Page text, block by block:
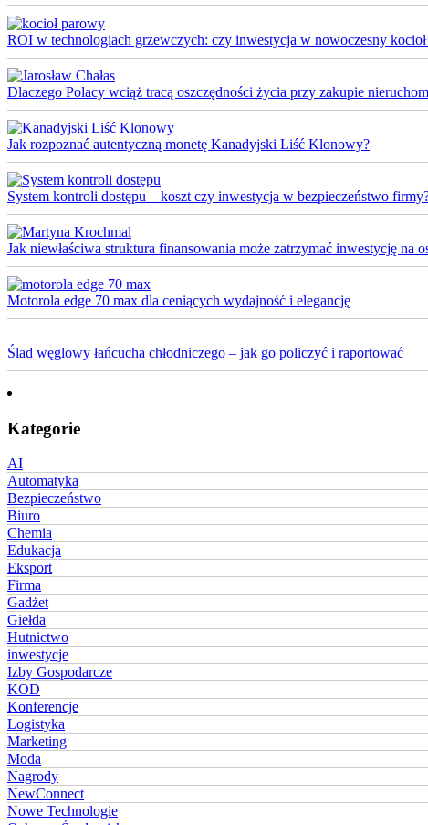
ROI w technologiach grzewczych: czy inwestycja w nowoczesny kocioł
Dlaczego Polacy wciąż tracą oszczędności życia przy zakupie
Jak rozpoznać autentyczną monetę Kanadyjski Liść Klonowy?
System kontroli dostępu – koszt czy inwestycja w bezpieczeństwo
Jak niewłaściwa struktura finansowania może zatrzymać inwestycję na
Motorola edge 70 max dla ceniących wydajność i elegancję
Ślad węglowy łańcucha chłodniczego – jak go policzyć i raportować
Kategorie
AI
Automatyka
Bezpieczeństwo
Biuro
Chemia
Edukacja
Eksport
Firma
Gadżet
Giełda
Hutnictwo
inwestycje
Izby Gospodarcze
KOD
Konferencje
Logistyka
Marketing
Moda
Nagrody
NewConnect
Nowe Technologie